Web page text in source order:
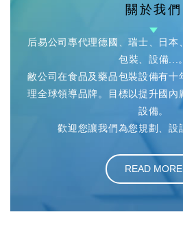
關於我們
后易公司專代理德國、瑞士、日本
包裝、設備...。
敝公司在食品及藥品包裝設備有十
理全球領導品牌。目標以提升國內
設備。
歡迎您讓我們為您規劃、設
READ MORE